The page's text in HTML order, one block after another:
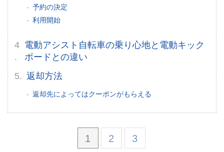
予約の決定
利用開始
電動アシスト自転車の乗り心地と電動キック
ボードとの違い
返却方法
返却先によってはクーポンがもらえる
1 2 3